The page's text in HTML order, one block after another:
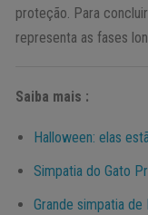
proteção. Para
representa as fases
Saiba mais :
Halloween: elas
Simpatia do Gato
Grande simpatia